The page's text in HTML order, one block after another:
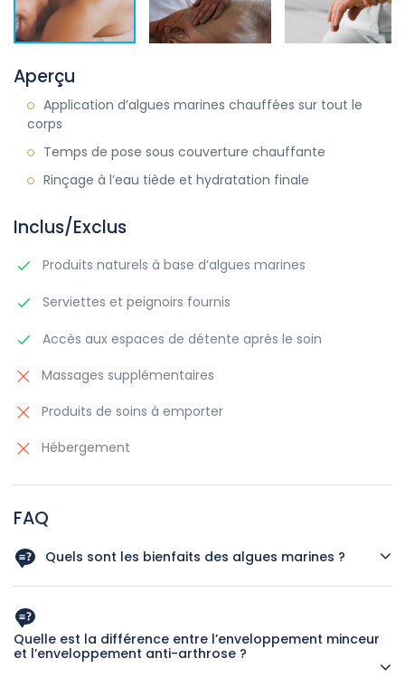
Aperçu
Application d’algues marines chauffées sur tout le
corps
Temps de pose sous couverture chauffante
Rinçage à l’eau tiède et hydratation finale
Inclus/Exclus
Produits naturels à base d’algues marines
Serviettes et peignoirs fournis
Accès aux espaces de détente après le soin
Massages supplémentaires
Produits de soins à emporter
Hébergement
FAQ
Quels sont les bienfaits des algues marines ?
la détoxification, l'hydratation et l'amélioration de la
circulation sanguine.
Quelle est la différence entre l’enveloppement minceur
et l’enveloppement anti-arthrose ?